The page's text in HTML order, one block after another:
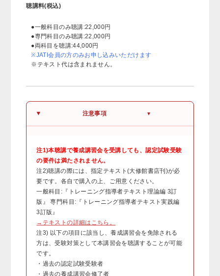
聴講料(税込)
●一般科目のみ聴講:22,000円
●専門科目のみ聴講:22,000円
●両科目を聴講:44,000円
※JATI会員の方のみお申し込みいただけます
※テキスト代は含まれません。
注意事項 ▼
注1)本聴講で養成講習会を受講しても、認定試験受験
の要件は満たされません。
注2)聴講の際には、指定テキスト(大修館書店刊)が必
要です。各自で購入の上、ご用意ください。
一般科目:『トレーニング指導者テキスト理論編 3訂
版』 専門科目:『トレーニング指導者テキスト実践編
3訂版』
→テキストの詳細はこちら。
注3) 以下の項目に該当し、養成講習会を免除される
方は、受験対策として本講習会を聴講することが可能
です。
・過去の認定試験受験者
・過去の養成講習会修了者